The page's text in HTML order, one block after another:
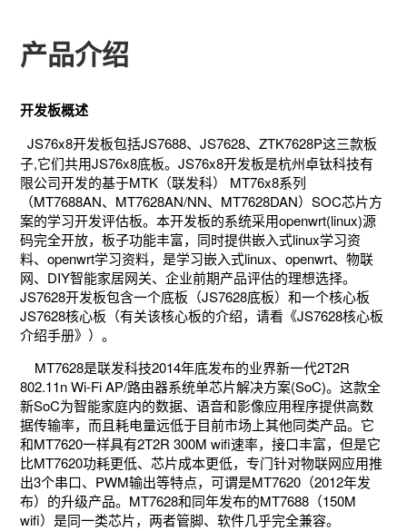
产品介绍
开发板概述
JS76x8开发板包括JS7688、JS7628、ZTK7628P这三款板
子,它们共用JS76x8底板。JS76x8开发板是杭州卓钛科技有
限公司开发的基于MTK（联发科） MT76x8系列
（MT7688AN、MT7628AN/NN、MT7628DAN）SOC芯片方
案的学习开发评估板。本开发板的系统采用openwrt(linux)源
码完全开放，板子功能丰富，同时提供嵌入式linux学习资
料、openwrt学习资料，是学习嵌入式linux、openwrt、物联
网、DIY智能家居网关、企业前期产品评估的理想选择。
JS7628开发板包含一个底板（JS7628底板）和一个核心板
JS7628核心板 （有关该核心板的介绍，请看《JS7628核心板
介绍手册》 ）。
MT7628是联发科技2014年底发布的业界新一代2T2R
802.11n Wi-Fi AP/路由器系统单芯片解决方案(SoC)。这款全
新SoC为智能家庭内的数据、语音和影像应用程序提供高数
据传输率，而且耗电量远低于目前市场上其他同类产品。它
和MT7620一样具有2T2R 300M wifi速率，接口丰富，但是它
比MT7620功耗更低、芯片成本更低，专门针对物联网应用推
出3个串口、PWM输出等特点，可谓是MT7620（2012年发
布）的升级产品。MT7628和同年发布的MT7688（150M
wifi）是同一类芯片，两者管脚、软件几乎完全兼容。